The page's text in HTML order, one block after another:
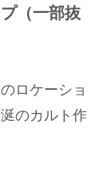
（一部抜
ロケーショ
のカルト作